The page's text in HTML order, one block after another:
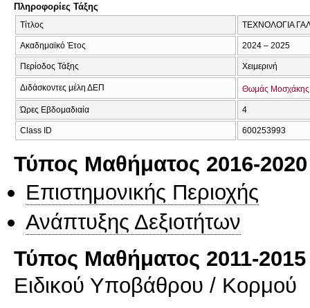
Πληροφορίες Τάξης
Τίτλος ΤΕΧΝΟΛΟΓΙΑ
Ακαδημαϊκό Έτος 2024 – 2025
Περίοδος Τάξης Χειμερινή
Διδάσκοντες μέλη ΔΕΠ Θωμάς Μοσχάκης
Ώρες Εβδομαδιαία 4
Class ID 600253993
Τύπος Μαθήματος 2016-2020
Επιστημονικής Περιοχής
Ανάπτυξης Δεξιοτήτων
Τύπος Μαθήματος 2011-2015
Ειδικού Υποβάθρου / Κορμού